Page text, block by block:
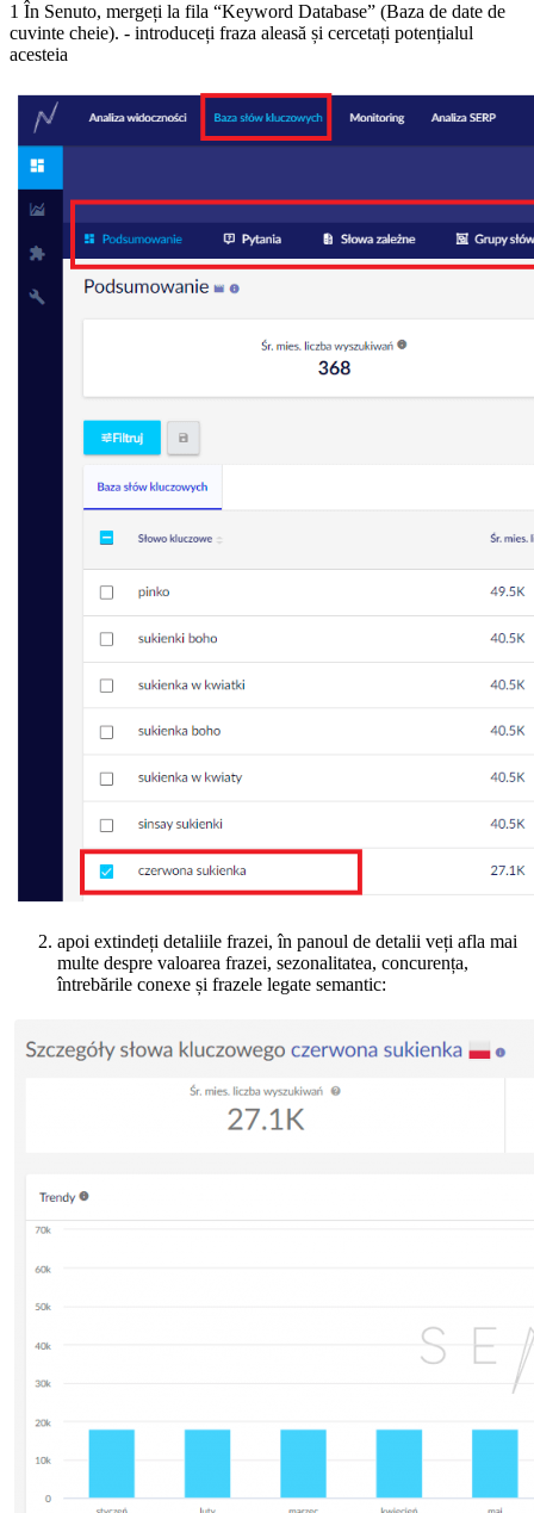
1 În Senuto, mergeți la fila “Keyword Database” (Baza de date de
cuvinte cheie). - introduceți fraza aleasă și cercetați potențialul
acesteia
apoi extindeți detaliile frazei, în panoul de detalii veți afla mai
multe despre valoarea frazei, sezonalitatea, concurența,
întrebările conexe și frazele legate semantic: